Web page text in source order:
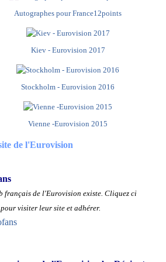
Autographes pour France12points
Kiev - Eurovision 2017
Stockholm - Eurovision 2016
Vienne -Eurovision 2015
de l'Eurovision
français de l'Eurovision existe. Cliquez ci
pour visiter leur site et adhérer.